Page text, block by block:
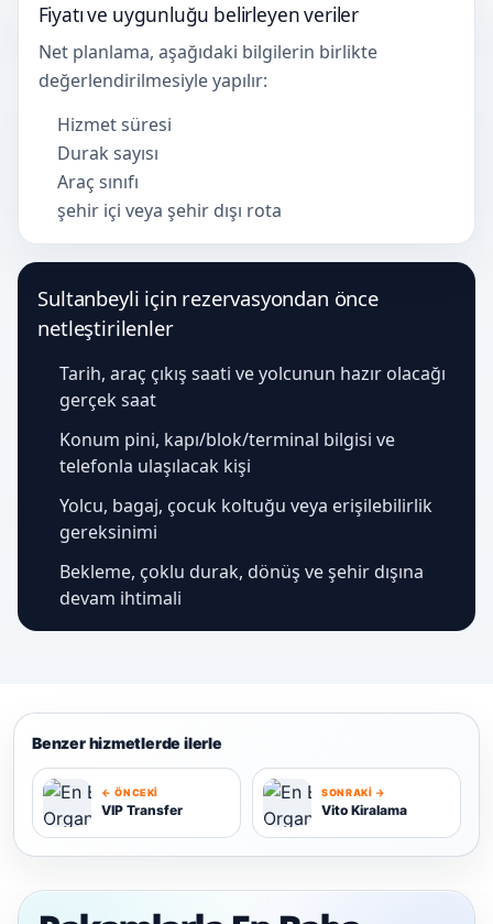
Fiyatı ve uygunluğu belirleyen veriler
Net planlama, aşağıdaki bilgilerin birlikte
değerlendirilmesiyle yapılır:
Hizmet süresi
Durak sayısı
Araç sınıfı
şehir içi veya şehir dışı rota
Sultanbeyli için rezervasyondan önce
netleştirilenler
Tarih, araç çıkış saati ve yolcunun hazır olacağı
gerçek saat
Konum pini, kapı/blok/terminal bilgisi ve
telefonla ulaşılacak kişi
Yolcu, bagaj, çocuk koltuğu veya erişilebilirlik
gereksinimi
Bekleme, çoklu durak, dönüş ve şehir dışına
devam ihtimali
Benzer hizmetlerde ilerle
← ÖNCEKI
VIP Transfer
SONRAKI →
Vito Kiralama